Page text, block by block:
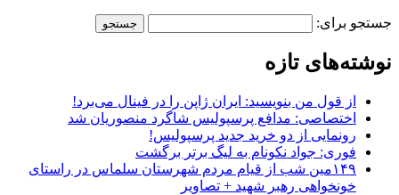
جستجو برای:
نوشته‌های تازه
از قول من بنویسید: ایران ژاپن را در فینال می‌برد!
اختصاصی: مدافع پرسپولیس شاگرد منصوریان شد
رونمایی از دو خرید جدید پرسپولیس!
فوری: جواد نکونام به لیگ برتر برگشت
۱۴۹مین شب از قیام مردم شهرستان سلماس در راستای
خونخواهی رهبر شهید + تصاویر